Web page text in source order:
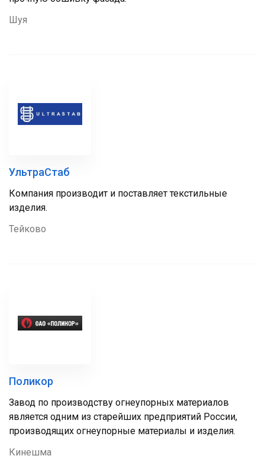
Шуя
УльтраСтаб
Компания производит и поставляет текстильные
изделия.
Тейково
Поликор
Завод по производству огнеупорных материалов
является одним из старейших предприятий России,
производящих огнеупорные материалы и изделия.
Кинешма